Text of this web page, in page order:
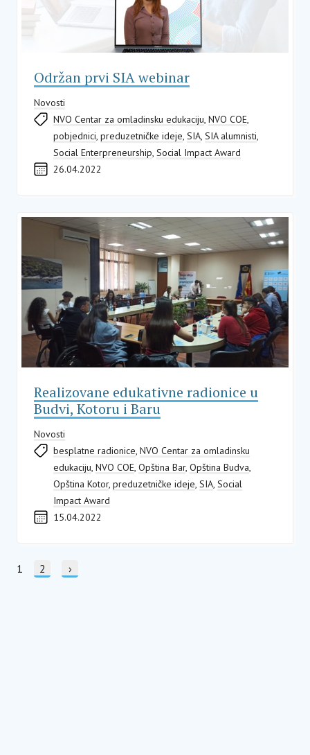
Održan prvi SIA webinar
Novosti
NVO Centar za omladinsku edukaciju, NVO COE,
pobjednici, preduzetničke ideje, SIA, SIA alumnisti,
Social Enterpreneurship, Social Impact Award
26.04.2022
Realizovane edukativne radionice u
Budvi, Kotoru i Baru
Novosti
besplatne radionice, NVO Centar za omladinsku
edukaciju, NVO COE, Opština Bar, Opština Budva,
Opština Kotor, preduzetničke ideje, SIA, Social
Impact Award
15.04.2022
ПО СТРАНИ
Current page
1 Страница
2 Следећа страна
›